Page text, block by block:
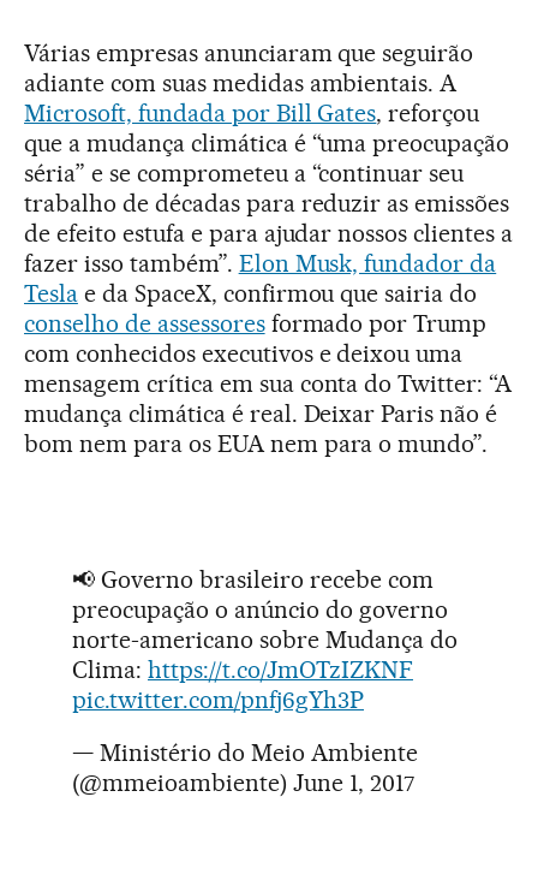
Várias empresas anunciaram que seguirão
adiante com suas medidas ambientais. A
Microsoft, fundada por Bill Gates, reforçou
que a mudança climática é “uma preocupação
séria” e se comprometeu a “continuar seu
trabalho de décadas para reduzir as emissões
de efeito estufa e para ajudar nossos clientes a
fazer isso também”. Elon Musk, fundador da
Teslae da SpaceX, confirmou que sairia do
conselho de assessoresformado por Trump
com conhecidos executivos e deixou uma
mensagem crítica em sua conta do Twitter: “A
mudança climática é real. Deixar Paris não é
bom nem para os EUA nem para o mundo”.
📢 Governo brasileiro recebe com
preocupação o anúncio do governo
norte-americano sobre Mudança do
Clima: https://t.co/JmOTzIZKNF
pic.twitter.com/pnfj6gYh3P
— Ministério do Meio Ambiente
(@mmeioambiente) June 1, 2017